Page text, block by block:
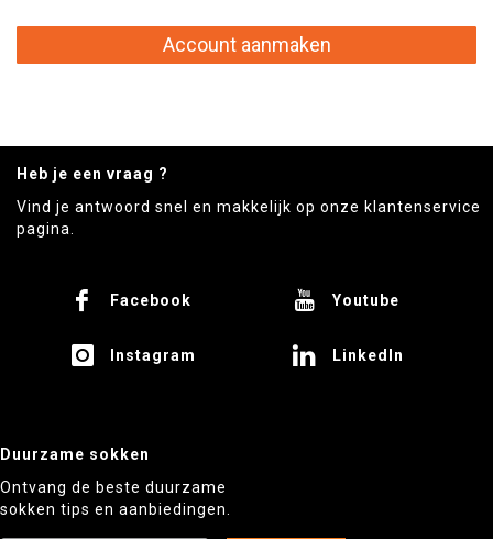
Account aanmaken
Heb je een vraag ?
Vind je antwoord snel en makkelijk op onze klantenservice
pagina.
Facebook
Instagram
Youtube
LinkedIn
Duurzame sokken
Ontvang de beste duurzame
sokken tips en aanbiedingen.